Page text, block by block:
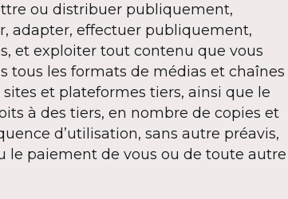
ou distribuer publiquement,
adapter, effectuer publiquement,
et exploiter tout contenu que vous
tous les formats de médias et chaînes
et plateformes tiers, ainsi que le
à des tiers, en nombre de copies et
d’utilisation, sans autre préavis,
le paiement de vous ou de toute autre